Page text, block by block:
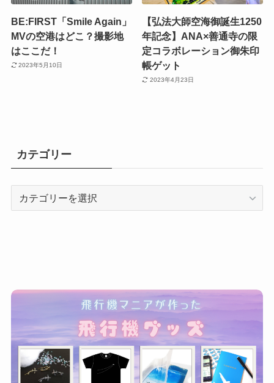
BE:FIRST「Smile Again」
MVの空港はどこ？撮影地
はここだ！
2023年5月10日
【弘法大師空海御誕生1250
年記念】ANA×善通寺の限
定コラボレーション御朱印
帳ゲット
2023年4月23日
カテゴリー